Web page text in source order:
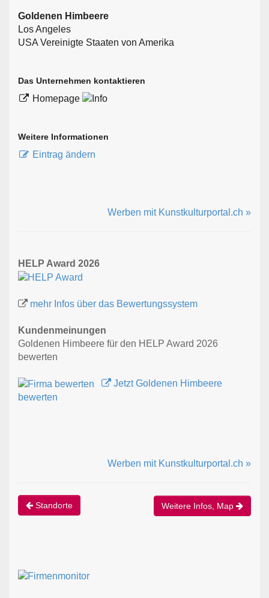
Goldenen Himbeere
Los Angeles
USA Vereinigte Staaten von Amerika
Das Unternehmen kontaktieren
Homepage
Weitere Informationen
Eintrag ändern
Werben mit Kunstkulturportal.ch »
HELP Award 2026
mehr Infos über das Bewertungssystem
Kundenmeinungen
Goldenen Himbeere für den HELP Award 2026
bewerten
Jetzt Goldenen Himbeere
bewerten
Werben mit Kunstkulturportal.ch »
Standorte Weitere Infos, Map